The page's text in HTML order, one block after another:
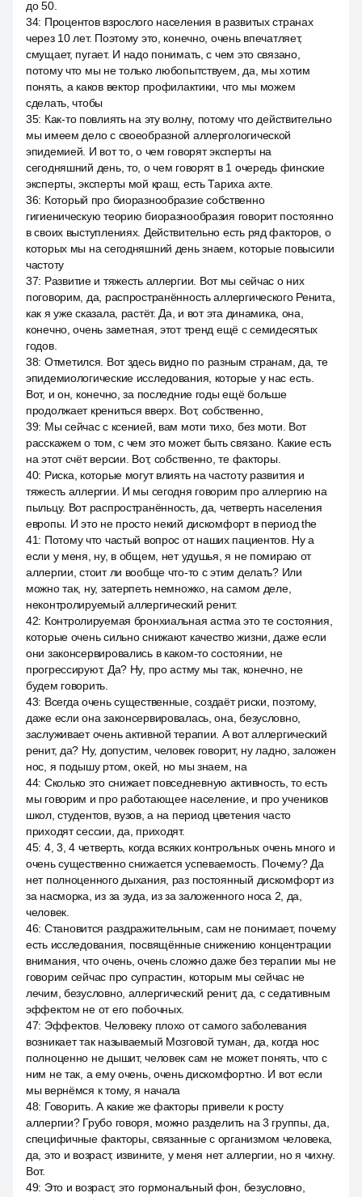
до 50.
34: Процентов взрослого населения в развитых странах
через 10 лет. Поэтому это, конечно, очень впечатляет,
смущает, пугает. И надо понимать, с чем это связано,
потому что мы не только любопытствуем, да, мы хотим
понять, а каков вектор профилактики, что мы можем
сделать, чтобы
35: Как-то повлиять на эту волну, потому что действительно
мы имеем дело с своеобразной аллергологической
эпидемией. И вот то, о чем говорят эксперты на
сегодняшний день, то, о чем говорят в 1 очередь финские
эксперты, эксперты мой краш, есть Тариха ахте.
36: Который про биоразнообразие собственно
гигиеническую теорию биоразнообразия говорит постоянно
в своих выступлениях. Действительно есть ряд факторов, о
которых мы на сегодняшний день знаем, которые повысили
частоту
37: Развитие и тяжесть аллергии. Вот мы сейчас о них
поговорим, да, распространённость аллергического Ренита,
как я уже сказала, растёт. Да, и вот эта динамика, она,
конечно, очень заметная, этот тренд ещё с семидесятых
годов.
38: Отметился. Вот здесь видно по разным странам, да, те
эпидемиологические исследования, которые у нас есть.
Вот, и он, конечно, за последние годы ещё больше
продолжает крениться вверх. Вот, собственно,
39: Мы сейчас с ксенией, вам моти тихо, без моти. Вот
расскажем о том, с чем это может быть связано. Какие есть
на этот счёт версии. Вот, собственно, те факторы.
40: Риска, которые могут влиять на частоту развития и
тяжесть аллергии. И мы сегодня говорим про аллергию на
пыльцу. Вот распространённость, да, четверть населения
европы. И это не просто некий дискомфорт в период the
41: Потому что частый вопрос от наших пациентов. Ну а
если у меня, ну, в общем, нет удушья, я не помираю от
аллергии, стоит ли вообще что-то с этим делать? Или
можно так, ну, затерпеть немножко, на самом деле,
неконтролируемый аллергический ренит.
42: Контролируемая бронхиальная астма это те состояния,
которые очень сильно снижают качество жизни, даже если
они законсервировались в каком-то состоянии, не
прогрессируют. Да? Ну, про астму мы так, конечно, не
будем говорить.
43: Всегда очень существенные, создаёт риски, поэтому,
даже если она законсервировалась, она, безусловно,
заслуживает очень активной терапии. А вот аллергический
ренит, да? Ну, допустим, человек говорит, ну ладно, заложен
нос, я подышу ртом, окей, но мы знаем, на
44: Сколько это снижает повседневную активность, то есть
мы говорим и про работающее население, и про учеников
школ, студентов, вузов, а на период цветения часто
приходят сессии, да, приходят.
45: 4, 3, 4 четверть, когда всяких контрольных очень много и
очень существенно снижается успеваемость. Почему? Да
нет полноценного дыхания, раз постоянный дискомфорт из
за насморка, из за зуда, из за заложенного носа 2, да,
человек.
46: Становится раздражительным, сам не понимает, почему
есть исследования, посвящённые снижению концентрации
внимания, что очень, очень сложно даже без терапии мы не
говорим сейчас про супрастин, которым мы сейчас не
лечим, безусловно, аллергический ренит, да, с седативным
эффектом не от его побочных.
47: Эффектов. Человеку плохо от самого заболевания
возникает так называемый Мозговой туман, да, когда нос
полноценно не дышит, человек сам не может понять, что с
ним не так, а ему очень, очень дискомфортно. И вот если
мы вернёмся к тому, я начала
48: Говорить. А какие же факторы привели к росту
аллергии? Грубо говоря, можно разделить на 3 группы, да,
специфичные факторы, связанные с организмом человека,
да, это и возраст, извините, у меня нет аллергии, но я чихну.
Вот.
49: Это и возраст, это гормональный фон, безусловно,